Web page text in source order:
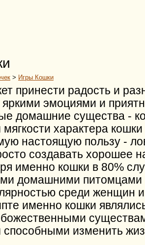
> Игры Кошки
принести радость и
яркими эмоциями и
домашние существа -
характера
настоящую пользу -
создавать хорошее
именно кошки в 80%
домашними питомцами
среди женщин
именно кошки
божественными
способными изменить